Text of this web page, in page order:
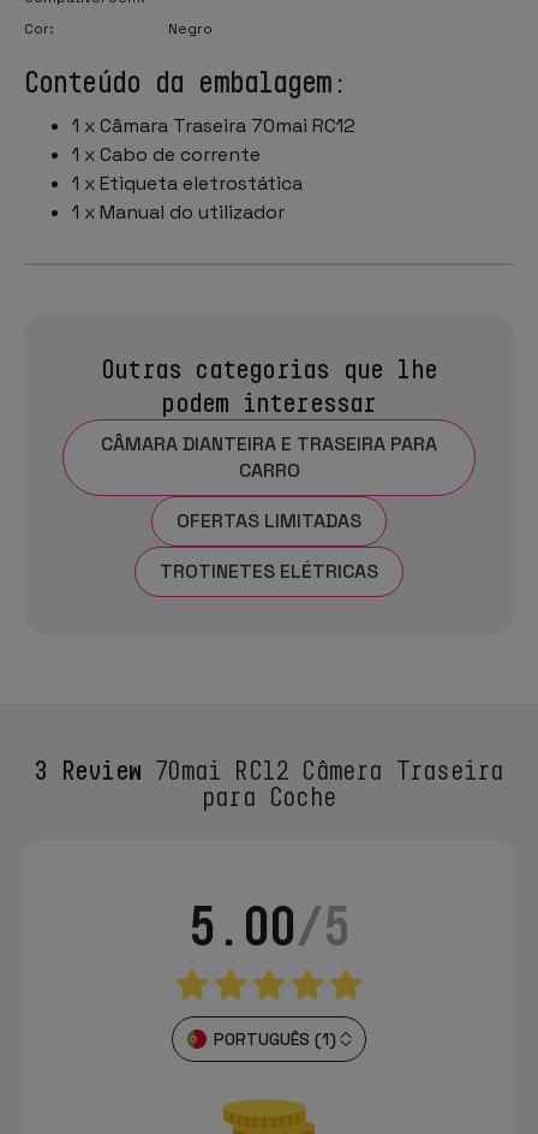
Cor: Negro
Conteúdo da embalagem:
1 x Câmara Traseira 70mai RC12
1 x Cabo de corrente
1 x Etiqueta eletrostática
1 x Manual do utilizador
Outras categorias que lhe
podem interessar
CÂMARA DIANTEIRA E TRASEIRA PARA
CARRO
OFERTAS LIMITADAS
TROTINETES ELÉTRICAS
3 Review 70mai RC12 Câmera Traseira
para Coche
5.00/5
PORTUGUÊS (1)